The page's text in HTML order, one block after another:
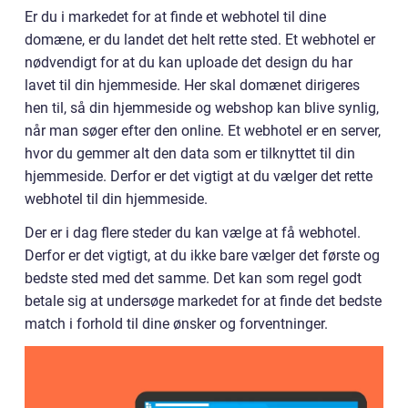
Er du i markedet for at finde et webhotel til dine
domæne, er du landet det helt rette sted. Et webhotel er
nødvendigt for at du kan uploade det design du har
lavet til din hjemmeside. Her skal domænet dirigeres
hen til, så din hjemmeside og webshop kan blive synlig,
når man søger efter den online. Et webhotel er en server,
hvor du gemmer alt den data som er tilknyttet til din
hjemmeside. Derfor er det vigtigt at du vælger det rette
webhotel til din hjemmeside.
Der er i dag flere steder du kan vælge at få webhotel.
Derfor er det vigtigt, at du ikke bare vælger det første og
bedste sted med det samme. Det kan som regel godt
betale sig at undersøge markedet for at finde det bedste
match i forhold til dine ønsker og forventninger.